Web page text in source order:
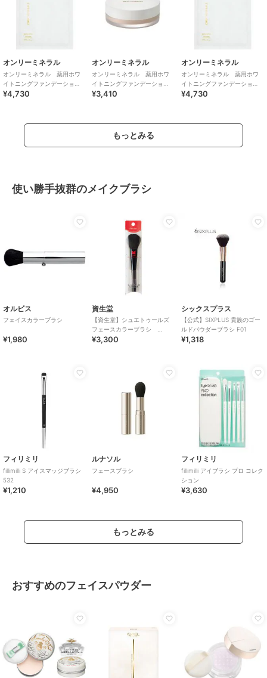
オンリーミネラル
オンリーミネラル 薬用ホワ
イトニングファンデーショ
ン 5g ライトオークル<詰替
¥4,730
オンリーミネラル
オンリーミネラル 薬用ホワ
イトニングファンデーショ
ン 2.5g ヘルシーオークル
¥3,410
オンリーミネラル
オンリーミネラル 薬用ホワ
イトニングファンデーショ
ン 5g オークル<詰替用>
¥4,730
もっとみる
使い勝手抜群のメイクブラシ
オルビス
フェイスカラーブラシ
¥1,980
資生堂
【資生堂】シュエトゥールズ
フェースカラーブラシ
（Ｍ）
¥3,300
シックスプラス
【公式】SIXPLUS 貴族のゴー
ルドパウダーブラシ F01
¥1,318
フィリミリ
fillimilli S アイスマッジブラシ
532
¥1,210
ルナソル
フェースブラシ
¥4,950
フィリミリ
fillimilli アイブラシ プロ コレク
ション
¥3,630
もっとみる
おすすめのフェイスパウダー